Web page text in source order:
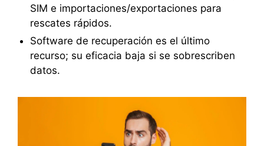
SIM e importaciones/exportaciones para
rescates rápidos.
Software de recuperación es el último
recurso; su eficacia baja si se sobrescriben
datos.